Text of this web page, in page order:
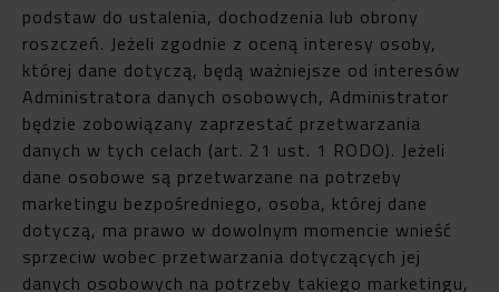
podstaw do ustalenia, dochodzenia lub obrony
roszczeń. Jeżeli zgodnie z oceną interesy osoby,
której dane dotyczą, będą ważniejsze od interesów
Administratora danych osobowych, Administrator
będzie zobowiązany zaprzestać przetwarzania
danych w tych celach (art. 21 ust. 1 RODO). Jeżeli
dane osobowe są przetwarzane na potrzeby
marketingu bezpośredniego, osoba, której dane
dotyczą, ma prawo w dowolnym momencie wnieść
sprzeciw wobec przetwarzania dotyczących jej
danych osobowych na potrzeby takiego marketingu,